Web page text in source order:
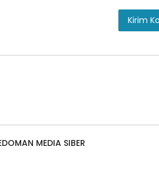
MEDIA SIBER